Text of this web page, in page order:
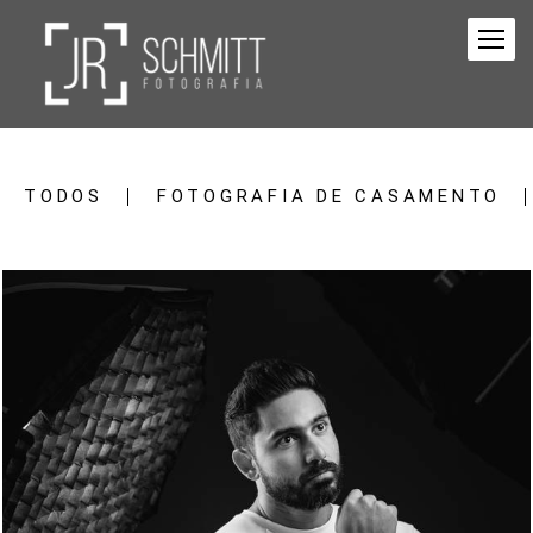
TODOS FOTOGRAFIA DE CASAMENTO